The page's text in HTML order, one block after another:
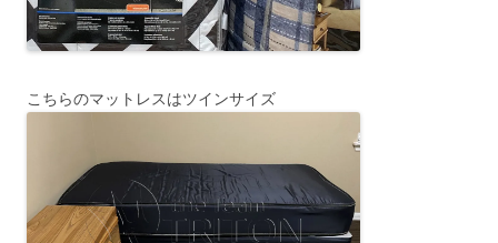
こちらのマットレスはツインサイズ